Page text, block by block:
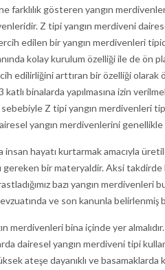
farklılık gösteren yangın
Z tipi yangın merdiveni
edilen bir yangın merdivenleri
kolay kurulum özelliği ile de ön
edilirliğini arttıran bir özelliği
binalarda yapılmasına izin
sebebiyle Z tipi yangın merdivenleri
yangın merdivenlerini
insan hayatı kurtarmak amacıyla
gereken bir materyaldir. Aksi
bazı yangın merdivenleri
ve son kanunla belirlenmiş
merdivenleri bina içinde yer almalıdır.
dairesel yangın merdiveni tipi
ateşe dayanıklı ve basamaklarda